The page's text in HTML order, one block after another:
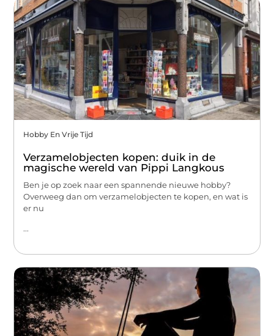
Hobby En Vrije Tijd
Verzamelobjecten kopen: duik in de
magische wereld van Pippi Langkous
Ben je op zoek naar een spannende nieuwe hobby?
Overweeg dan om verzamelobjecten te kopen, en wat is
er nu
...